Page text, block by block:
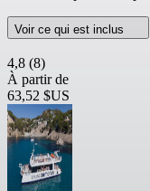
Voir ce qui est inclus
4,8 (8)
À partir de
63,52 $US